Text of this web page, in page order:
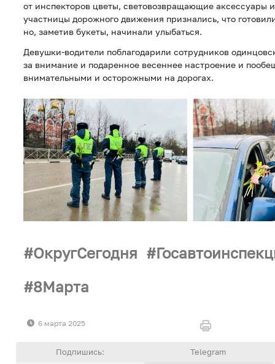
от инспекторов цветы, световозвращающие аксессуары
участницы дорожного движения признались, что
но, заметив букеты, начинали улыбаться.
Девушки-водители поблагодарили сотрудников
за внимание и подаренное весеннее настроение и
внимательными и осторожными на дорогах.
ОкругСегодня
8Марта
6 марта 2025